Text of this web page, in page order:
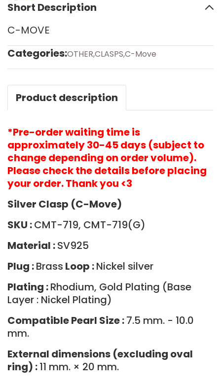
Short Description
C-MOVE
Categories:OTHER,CLASPS,C-Move
Product description
*Pre-order waiting time is
approximately 30-45 days (subject to
change depending on order volume).
Please check the details before placing
your order. Thank you <3
Silver Clasp (C-Move)
SKU :CMT-719, CMT-719(G)
Material :SV925
Plug :Brass Loop :Nickel silver
Plating :Rhodium, Gold Plating (Base
Layer : Nickel Plating)
Compatible Pearl Size :7.5 mm. - 10.0
mm.
External dimensions (excluding oval
ring) :11 mm. × 20 mm.